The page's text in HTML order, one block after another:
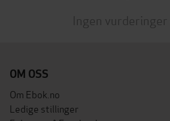
Ingen vurderinger
OM OSS
Om Ebok.no
Ledige stillinger